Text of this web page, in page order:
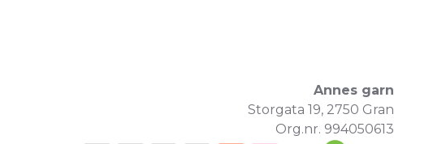
Annes garn
Storgata 19, 2750 Gran
Org.nr. 994050613